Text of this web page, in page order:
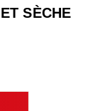
SÈCHE